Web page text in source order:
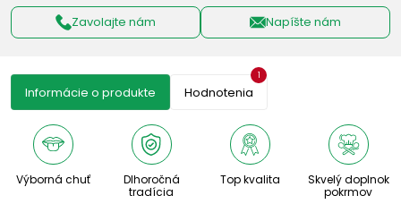
Zavolajte nám Napíšte nám
Informácie o produkte Hodnotenia
1
Výborná chuť
Dlhoročná
tradícia
Top kvalita
Skvelý doplnok
pokrmov